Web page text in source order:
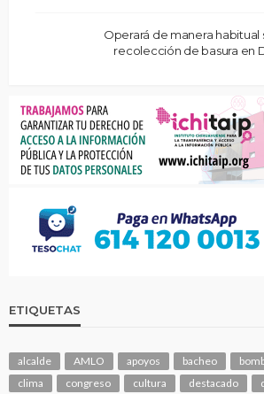
Operará de manera habitual
recolección de basura en
ETIQUETAS
alcalde AMLO apoyos bacheo
clima
congreso cultura destacado